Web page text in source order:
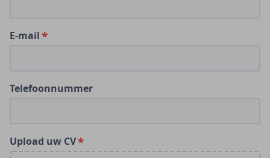
E-mail
Telefoonnummer
Upload uw CV